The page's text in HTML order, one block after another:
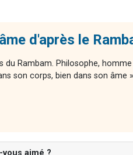
d'après le
Rambam. Philosophe,
son corps, bien dans son âme
vous aimé ?